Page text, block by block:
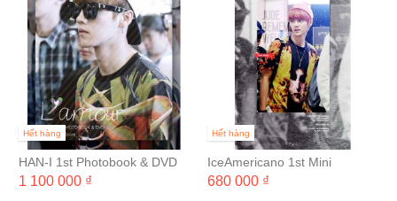
Hết hàng
HAN-I 1st Photobook & DVD
"L'amour"
1 100 000 ₫
Hết hàng
IceAmericano 1st Mini
Photobook & DVD 'JUDE
680 000 ₫